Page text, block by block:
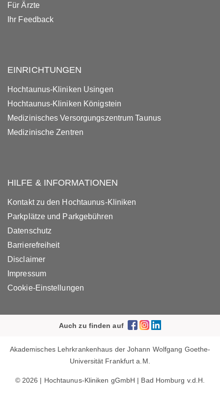
Für Ärzte
Ihr Feedback
EINRICHTUNGEN
Hochtaunus-Kliniken Usingen
Hochtaunus-Kliniken Königstein
Medizinisches Versorgungszentrum Taunus
Medizinische Zentren
HILFE & INFORMATIONEN
Kontakt zu den Hochtaunus-Kliniken
Parkplätze und Parkgebühren
Datenschutz
Barrierefreiheit
Disclaimer
Impressum
Cookie-Einstellungen
Auch zu finden auf
Akademisches Lehrkrankenhaus der Johann Wolfgang Goethe-
Universität Frankfurt a.M.
© 2026 | Hochtaunus-Kliniken gGmbH | Bad Homburg v.d.H.